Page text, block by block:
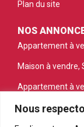
Nous
Plan du site
NOS
Appartement à
Maison à vendre,
Appartement à
Appartement à